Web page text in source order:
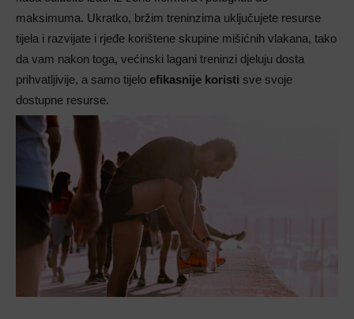
maksimuma. Ukratko, bržim treninzima uključujete resurse
tijela i razvijate i rjeđe korištene skupine mišićnih vlakana, tako
da vam nakon toga, većinski lagani treninzi djeluju dosta
prihvatljivije, a samo tijelo efikasnije koristi sve svoje
dostupne resurse.